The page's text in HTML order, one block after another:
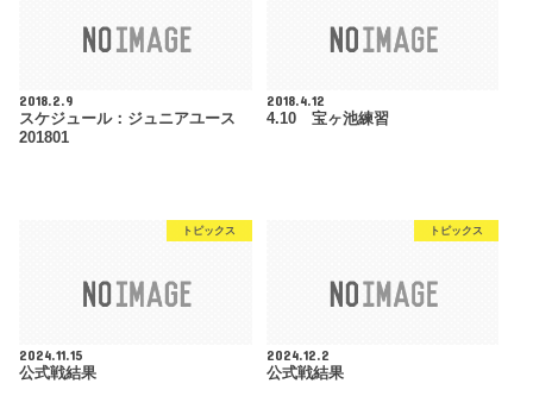
2018.2.9
スケジュール：ジュニアユース
201801
2018.4.12
4.10 宝ヶ池練習
トピックス
2024.11.15
公式戦結果
トピックス
2024.12.2
公式戦結果